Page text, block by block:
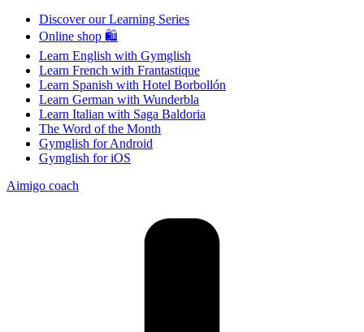
Discover our Learning Series
Online shop 🛍
Learn English with Gymglish
Learn French with Frantastique
Learn Spanish with Hotel Borbollón
Learn German with Wunderbla
Learn Italian with Saga Baldoria
The Word of the Month
Gymglish for Android
Gymglish for iOS
Aimigo coach